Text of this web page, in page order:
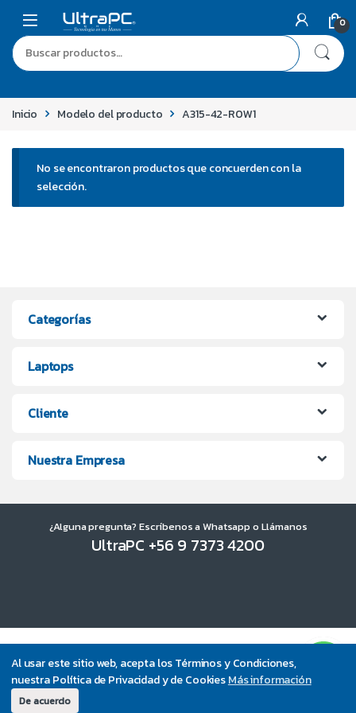
Al usar este sitio web, acepta los Términos y Condiciones,
nuestra Política de Privacidad y de CookiesMás información
De acuerdo
0
Inicio Modelo del producto A315-42-R0W1
No se encontraron productos que concuerden con la
selección.
Categorías
Laptops
Cliente
Nuestra Empresa
¿Alguna pregunta? Escríbenos a Whatsapp o Llámanos
UltraPC +56 9 7373 4200